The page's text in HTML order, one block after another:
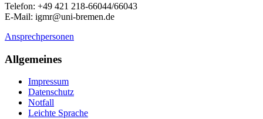
Telefon: +49 421 218-66044/66043
E-Mail: igmr@uni-bremen.de
Ansprechpersonen
Allgemeines
Impressum
Datenschutz
Notfall
Leichte Sprache